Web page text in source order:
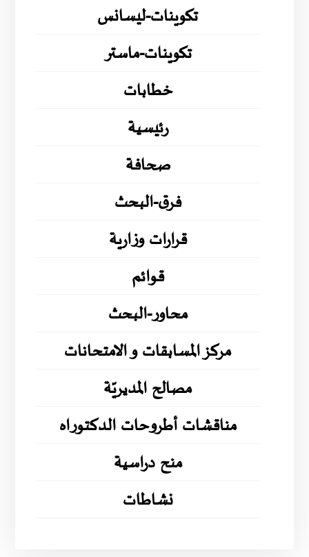
تكوينات-ليسانس
تكوينات-ماستر
خطابات
رئيسية
صحافة
فرق-البحث
قرارات وزارية
قوائم
محاور-البحث
مركز المسابقات و الامتحانات
مصالح المديريّة
مناقشات أطروحات الدكتوراه
منح دراسية
نشاطات